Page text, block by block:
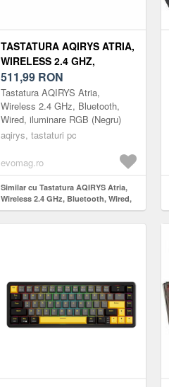
TASTATURA AQIRYS ATRIA,
WIRELESS 2.4 GHZ,
BLUETOOTH, WIRED,
ILUMINARE RGB (NEGRU)
511,99 RON
Tastatura AQIRYS Atria,
Wireless 2.4 GHz, Bluetooth,
Wired, iluminare RGB (Negru)
aqirys, tastaturi pc
evomag.ro
Similar cu Tastatura AQIRYS Atria,
Wireless 2.4 GHz, Bluetooth, Wired,
iluminare RGB (Negru)